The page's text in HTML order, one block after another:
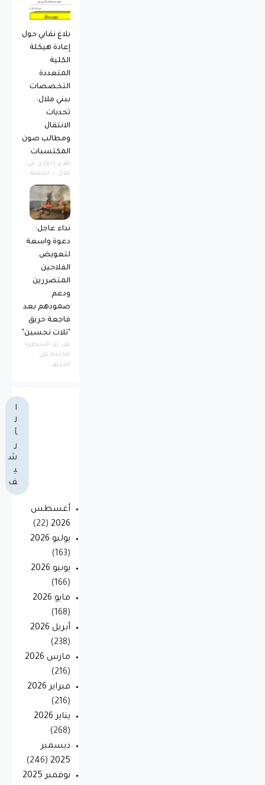
بلاغ نقابي حول
إعادة هيكلة
الكلية
المتعددة
التخصصات
ببني ملال:
تحديات
الانتقال
ومطالب صون
المكتسبات
​تقرير إخباري ​بني
ملال — الجمعة ...
نداء عاجل:
دعوة واسعة
لتعويض
الفلاحين
المتضررين
ودعم
صمودهم بعد
فاجعة حريق
"تلات نحسين"
​على إثر السيطرة
الناجحة على
الحريق...
ا
ل
أ
ر
ش
ي
ف
أغسطس
2026
(22)
يوليو 2026
(163)
يونيو 2026
(166)
مايو 2026
(168)
أبريل 2026
(238)
مارس 2026
(216)
فبراير 2026
(216)
يناير 2026
(268)
ديسمبر
2025
(246)
نوفمبر 2025